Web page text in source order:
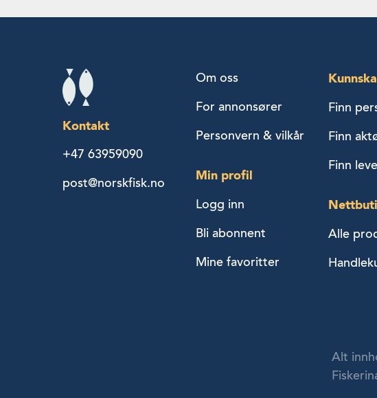
Kontakt
+47 63959090
post@norskfisk.no
Om oss
For annonsører
Personvern & vilkår
Min profil
Logg inn
Bli abonnent
Mine favoritter
Finn
Finn
Finn
Alle
Alt